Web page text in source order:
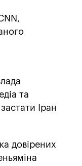
та
Іран
довірених